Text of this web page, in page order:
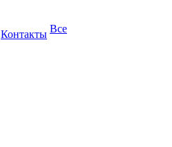
Контакты Все